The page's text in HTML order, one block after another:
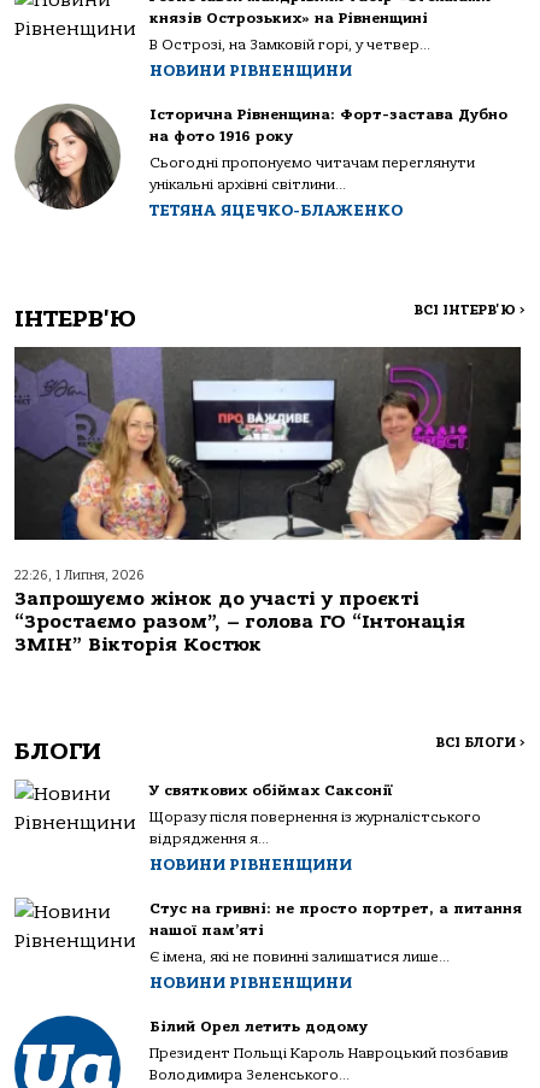
князів Острозьких» на Рівненщині
В Острозі, на Замковій горі, у четвер...
НОВИНИ РІВНЕНЩИНИ
Історична Рівненщина: Форт-застава Дубно
на фото 1916 року
Сьогодні пропонуємо читачам переглянути
унікальні архівні світлини...
ТЕТЯНА ЯЦЕЧКО-БЛАЖЕНКО
ІНТЕРВ'Ю ВСІ ІНТЕРВ'Ю >
22:26, 1 Липня, 2026
Запрошуємо жінок до участі у проєкті
“Зростаємо разом”, – голова ГО “Інтонація
ЗМІН” Вікторія Костюк
БЛОГИ ВСІ БЛОГИ >
У святкових обіймах Саксонії
Щоразу після повернення із журналістського
відрядження я...
НОВИНИ РІВНЕНЩИНИ
Стус на гривні: не просто портрет, а питання
нашої пам’яті
Є імена, які не повинні залишатися лише...
НОВИНИ РІВНЕНЩИНИ
Білий Орел летить додому
Президент Польщі Кароль Навроцький позбавив
Володимира Зеленського...